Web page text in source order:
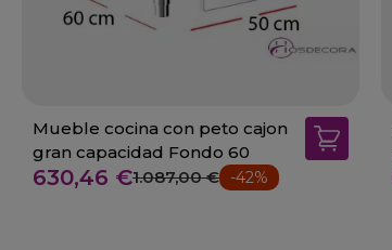
Mueble cocina con peto cajon
gran capacidad Fondo 60
630,46 €1.087,00 € -42%